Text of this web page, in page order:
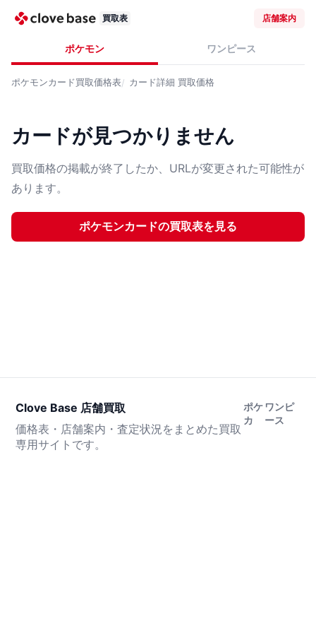
買取表 店舗案内
ポケモン ワンピース
ポケモンカード買取価格表 カード詳細 買取価格
カードが見つかりません
買取価格の掲載が終了したか、URLが変更された可能性が
あります。
ポケモンカードの買取表を見る
Clove Base 店舗買取
価格表・店舗案内・査定状況をまとめた買取
専用サイトです。
ポケ
カ
ワンピ
ース